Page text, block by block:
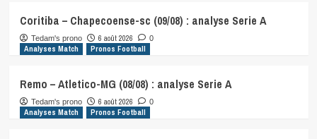
Coritiba – Chapecoense-sc (09/08) : analyse Serie A
Tedam's prono 6 août 2026 0
Analyses Match Pronos Football
Remo – Atletico-MG (08/08) : analyse Serie A
Tedam's prono 6 août 2026 0
Analyses Match Pronos Football